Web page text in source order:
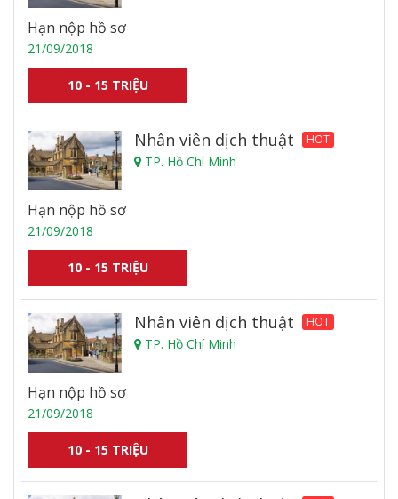
Hạn nộp hồ sơ
21/09/2018
10 - 15 TRIỆU
Nhân viên dịch thuật HOT
TP. Hồ Chí Minh
Hạn nộp hồ sơ
21/09/2018
10 - 15 TRIỆU
Nhân viên dịch thuật HOT
TP. Hồ Chí Minh
Hạn nộp hồ sơ
21/09/2018
10 - 15 TRIỆU